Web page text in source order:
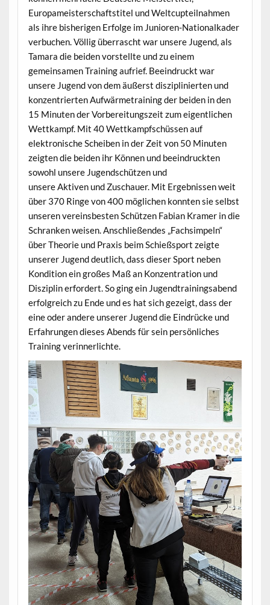
Europameisterschaftstitel und Weltcupteilnahmen
als ihre bisherigen Erfolge im Junioren-Nationalkader
verbuchen. Völlig überrascht war unsere Jugend, als
Tamara die beiden vorstellte und zu einem
gemeinsamen Training aufrief. Beeindruckt war
unsere Jugend von dem äußerst disziplinierten und
konzentrierten Aufwärmetraining der beiden in den
15 Minuten der Vorbereitungszeit zum eigentlichen
Wettkampf. Mit 40 Wettkampfschüssen auf
elektronische Scheiben in der Zeit von 50 Minuten
zeigten die beiden ihr Können und beeindruckten
sowohl unsere Jugendschützen und
unsere Aktiven und Zuschauer. Mit Ergebnissen weit
über 370 Ringe von 400 möglichen konnten sie selbst
unseren vereinsbesten Schützen Fabian Kramer in die
Schranken weisen. Anschließendes „Fachsimpeln“
über Theorie und Praxis beim Schießsport zeigte
unserer Jugend deutlich, dass dieser Sport neben
Kondition ein großes Maß an Konzentration und
Disziplin erfordert. So ging ein Jugendtrainingsabend
erfolgreich zu Ende und es hat sich gezeigt, dass der
eine oder andere unserer Jugend die Eindrücke und
Erfahrungen dieses Abends für sein persönliches
Training verinnerlichte.